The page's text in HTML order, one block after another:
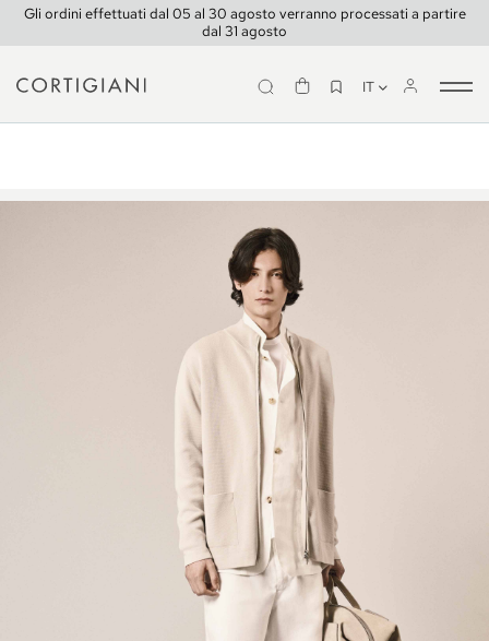
Gli ordini effettuati dal 05 al 30 agosto verranno processati a partire
dal 31 agosto
IT